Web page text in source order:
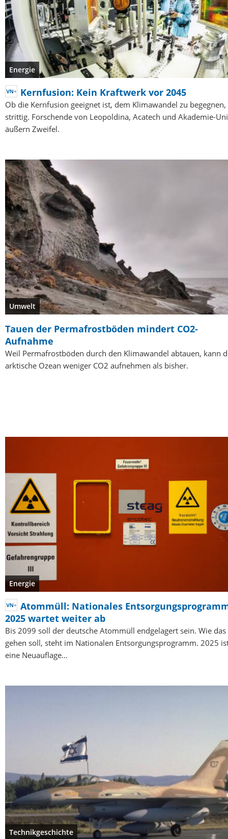
Energie
Kernfusion: Kein Kraftwerk vor 2045
Ob die Kernfusion geeignet ist, dem Klimawandel zu begegnen,
strittig. Forschende von Leopoldina, Acatech und Akademie-
äußern Zweifel.
Umwelt
Tauen der Permafrostböden mindert CO2-
Aufnahme
Weil Permafrostböden durch den Klimawandel abtauen, kann
arktische Ozean weniger CO2 aufnehmen als bisher.
Energie
Atommüll: Nationales
2025 wartet weiter ab
Bis 2099 soll der deutsche Atommüll endgelagert sein. Wie das
gehen soll, steht im Nationalen Entsorgungsprogramm. 2025
eine Neuauflage…
Technikgeschichte